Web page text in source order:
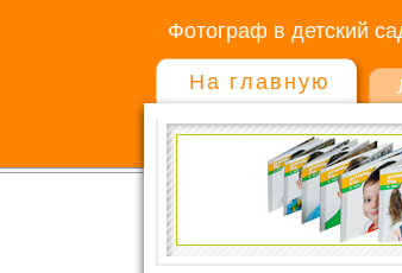
Фотограф в детский
На главную